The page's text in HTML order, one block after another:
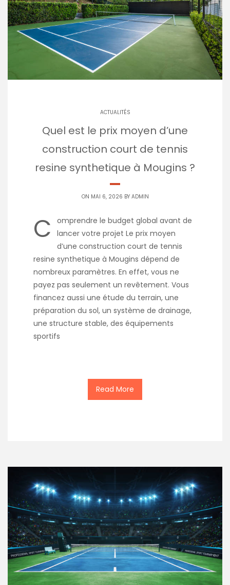
ACTUALITÉS
Quel est le prix moyen d’une
construction court de tennis
resine synthetique à Mougins ?
ON MAI 6, 2026 BY ADMIN
C
omprendre le budget global avant de
lancer votre projet Le prix moyen
d’une construction court de tennis
resine synthetique à Mougins dépend de
nombreux paramètres. En effet, vous ne
payez pas seulement un revêtement. Vous
financez aussi une étude du terrain, une
préparation du sol, un système de drainage,
une structure stable, des équipements
sportifs
Read More